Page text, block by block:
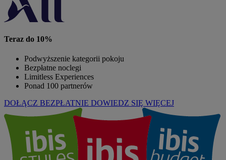
Teraz do 10%
Podwyższenie kategorii pokoju
Bezpłatne noclegi
Limitless Experiences
Ponad 100 partnerów
DOŁĄCZ BEZPŁATNIE DOWIEDZ SIĘ WIĘCEJ